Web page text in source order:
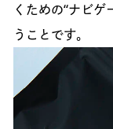
くための“ナビ
うことです。